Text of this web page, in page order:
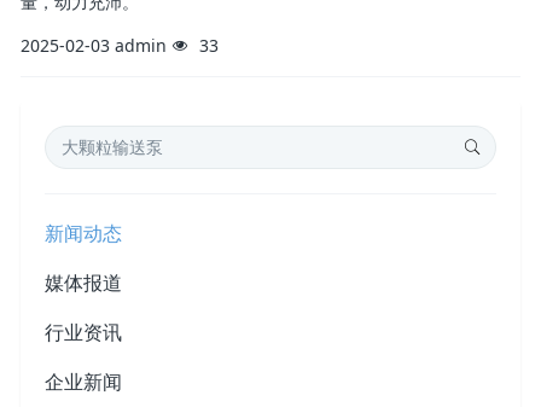
2025-02-03 admin 33
新闻动态
媒体报道
行业资讯
企业新闻